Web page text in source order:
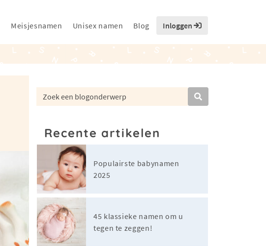
Meisjesnamen Unisex namen Blog Inloggen
Recente artikelen
Populairste babynamen
2025
45 klassieke namen om u
tegen te zeggen!